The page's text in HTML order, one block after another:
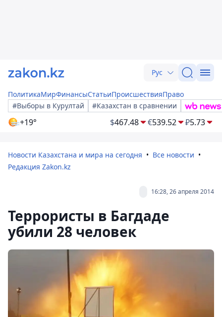
Рус
ПолитикаМирФинансыСтатьиПроисшествияПраво
#Выборы в Курултай
#Казахстан в сравнении
+19° $467.48 €539.52 ₽5.73
Новости Казахстана и мира на сегодня
Все новости
Редакция Zakon.kz
16:28, 26 апреля 2014
Террористы в Багдаде
убили 28 человек